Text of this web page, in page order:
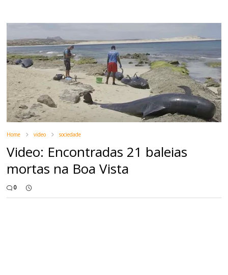
Home video sociedade
Video: Encontradas 21 baleias
mortas na Boa Vista
0